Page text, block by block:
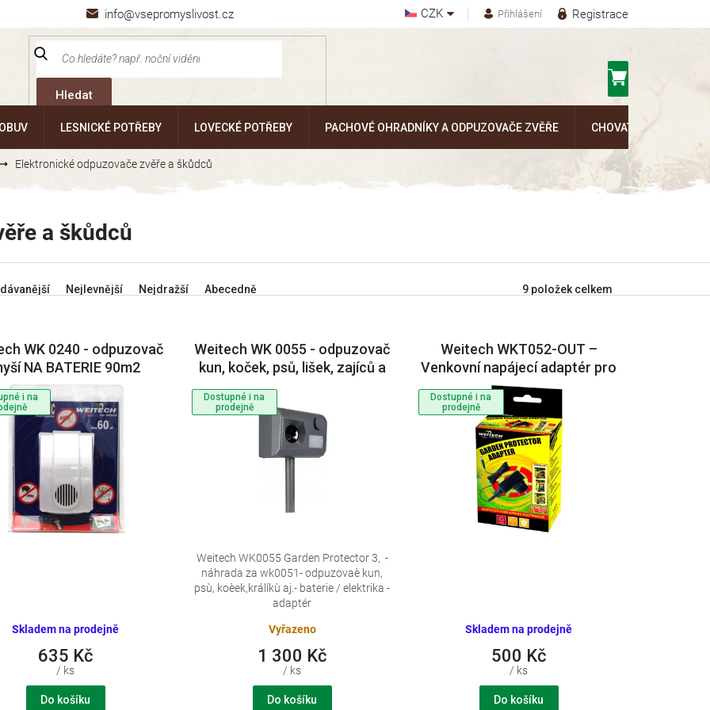
info@vsepromyslivost.cz CZK Registrace
Přihlášení
Hledat
LESNICKÉ POTŘEBY LOVECKÉ POTŘEBY PACHOVÉ OHRADNÍKY A ODPUZOVAČE ZVĚŘE CHOVATELSKÉ
Elektronické odpuzovače zvěře a škůdců
a škůdců
Nejlevnější Nejdražší Abecedně 9 položek celkem
i na
WK 0240 - odpuzovač
NA BATERIE 90m2
Skladem na prodejně
635 Kč
/ ks
Do košíku
Dostupné i na
prodejně
Weitech WK 0055 - odpuzovač
kun, koček, psů, lišek, zajíců a
toulavých zvířat
Vyřazeno
1 300 Kč
/ ks
Do košíku
Weitech WK0055 Garden Protector 3, -
náhrada za wk0051- odpuzovaè kun,
psù, koèek,králíkù aj.- baterie / elektrika -
adaptér
Dostupné i na
prodejně
Weitech WKT052-OUT –
Venkovní napájecí adaptér pro
odpuzovače WK0052, WK0054
a WK0055
Skladem na prodejně
500 Kč
/ ks
Do košíku